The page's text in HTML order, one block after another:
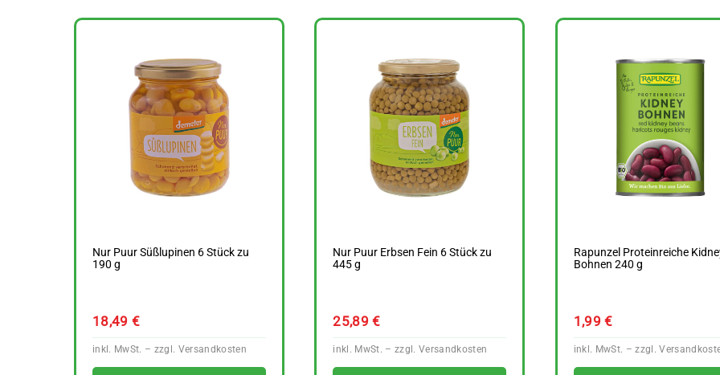
Nur Puur Süßlupinen 6 Stück zu
190 g
18,49€
Nur Puur Erbsen Fein 6 Stück zu
445 g
25,89€
Rapunzel Proteinreiche
Bohnen 240 g
1,99€